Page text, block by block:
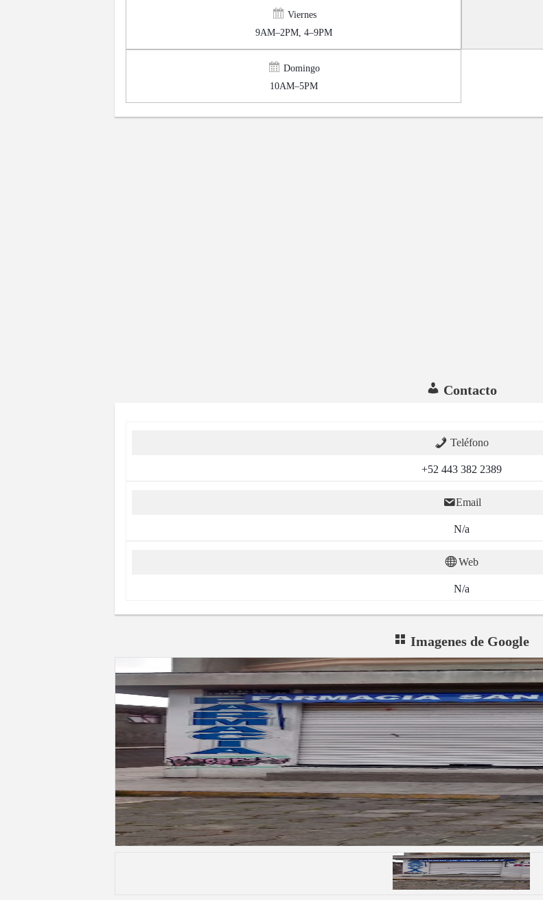
Viernes
9AM–2PM, 4–9PM
Domingo
10AM–5PM
Contacto
Teléfono
+52 443 382 2389
Email
N/a
Web
N/a
Imagenes de Google